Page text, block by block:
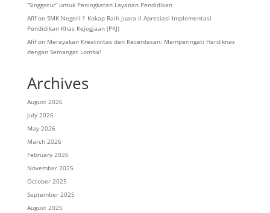
“Singgotur” untuk Peningkatan Layanan Pendidikan
Afifon SMK Negeri 1 Kokap Raih Juara II Apresiasi Implementasi
Pendidikan Khas Kejogjaan (PKJ)
Afifon Merayakan Kreativitas dan Kecerdasan: Memperingati Hardiknas
dengan Semangat Lomba!
Archives
August 2026
July 2026
May 2026
March 2026
February 2026
November 2025
October 2025
September 2025
August 2025